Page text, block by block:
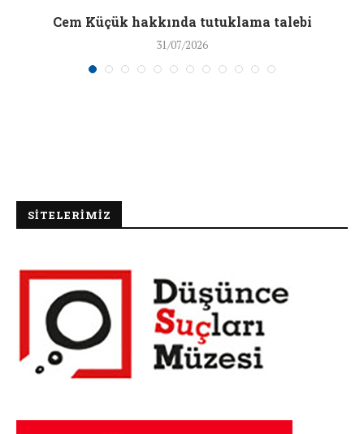
Cem Küçük hakkında tutuklama talebi
31/07/2026
SİTELERİMİZ